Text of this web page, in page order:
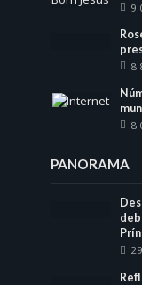
PANORAMA